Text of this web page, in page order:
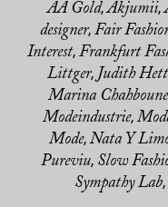
AA Gold,Akjumii,
designer, Fair
Interest, Frankfurt
Littger, Judith
Marina Chahboune
Modeindustrie,
Mode,Nata Y
Pureviu, Slow
Sympathy Lab,